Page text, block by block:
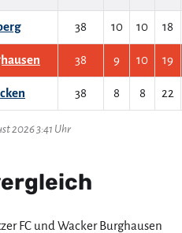
38 10 10 18
38 9 10 19
38 8 8 22
2026 3:41 Uhr
FC und Wacker Burghausen